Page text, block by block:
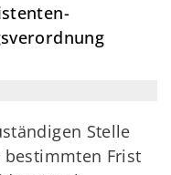
Stelle
Frist